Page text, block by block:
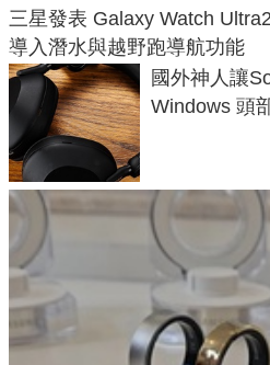
三星發表 Galaxy Watch
導入潛水與越野跑導航功能
國外神人讓
Windows 頭